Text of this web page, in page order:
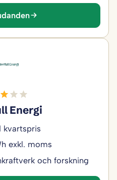
Energi
kvartspris
exkl. moms
och forskning